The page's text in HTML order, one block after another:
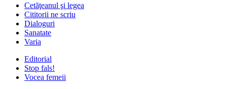
Cetăţeanul şi legea
Cititorii ne scriu
Dialoguri
Sanatate
Varia
Editorial
Stop fals!
Vocea femeii